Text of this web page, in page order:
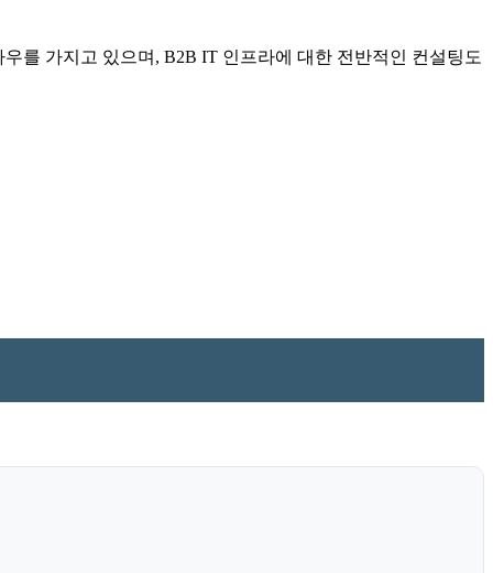
를 가지고 있으며, B2B IT 인프라에 대한 전반적인 컨설팅도